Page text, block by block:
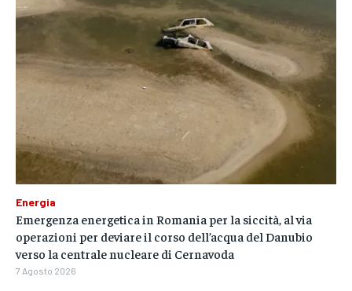
Energia
Emergenza energetica in Romania per la siccità, al via
operazioni per deviare il corso dell’acqua del Danubio
verso la centrale nucleare di Cernavoda
7 Agosto 2026